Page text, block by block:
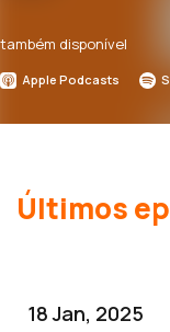
também disponível
Apple Podcasts
Últimos
18 Jan, 2025